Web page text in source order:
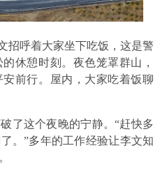
招呼着大家坐下吃饭，这是警
休憩时刻。夜色笼罩群山，
前行。屋内，大家吃着饭聊
了这个夜晚的宁静。“赶快多
。”多年的工作经验让李文知